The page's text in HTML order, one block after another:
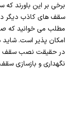
برخی بر این باورند
سقف های کاذب دیگر
مطلب می خوانید که
امکان پذیر است.
در حقیقت نصب سقف
نگهداری و بازسازی